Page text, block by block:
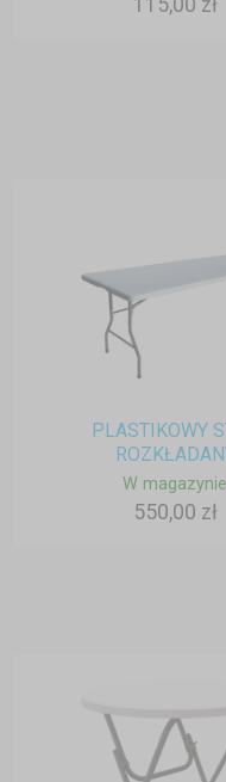
PLASTIKOWY
W magazynie
550,00 zł